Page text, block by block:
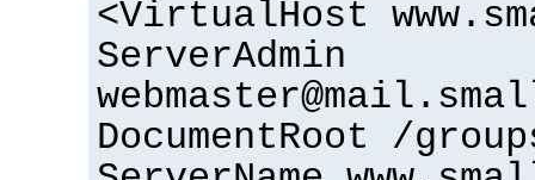
<VirtualHost
ServerAdmin
DocumentRoot /